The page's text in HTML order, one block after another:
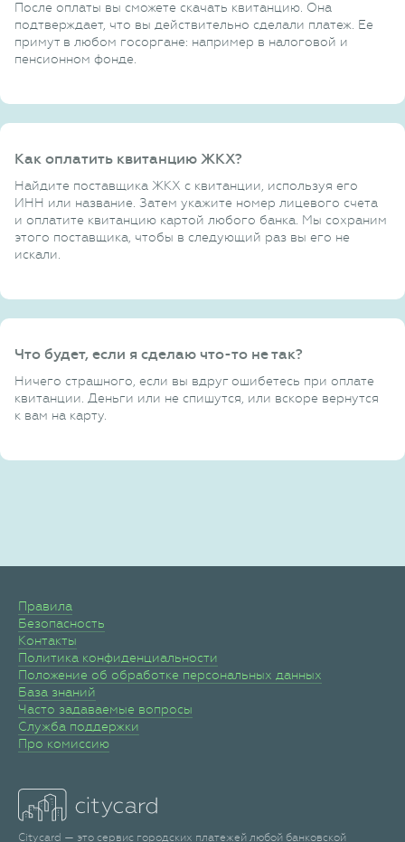
После оплаты вы сможете скачать квитанцию. Она
подтверждает, что вы действительно сделали платеж. Ее
примут в любом госоргане: например в налоговой и
пенсионном фонде.
Как оплатить квитанцию ЖКХ?
Найдите поставщика ЖКХ с квитанции, используя его
ИНН или название. Затем укажите номер лицевого счета
и оплатите квитанцию картой любого банка. Мы сохраним
этого поставщика, чтобы в следующий раз вы его не
искали.
Что будет, если я сделаю что-то не так?
Ничего страшного, если вы вдруг ошибетесь при оплате
квитанции. Деньги или не спишутся, или вскоре вернутся
к вам на карту.
Правила
Безопасность
Контакты
Политика конфиденциальности
Положение об обработке персональных данных
База знаний
Часто задаваемые вопросы
Служба поддержки
Про комиссию
Citycard — это сервис городских платежей любой банковской